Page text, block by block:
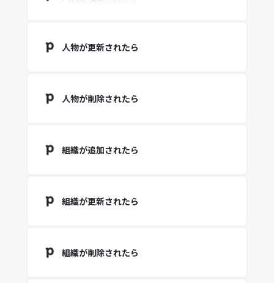
人物が更新されたら
人物が削除されたら
組織が追加されたら
組織が更新されたら
組織が削除されたら